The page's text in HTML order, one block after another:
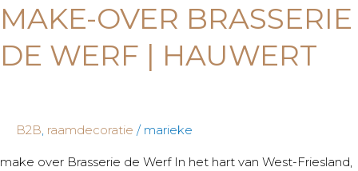
MAKE-OVER BRASSERIE
DE WERF | HAUWERT
B2B, raamdecoratie / marieke
make over Brasserie de Werf In het hart van West-Friesland,